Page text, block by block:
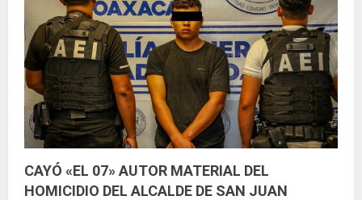
d
o
CAYÓ «EL 07» AUTOR MATERIAL DEL
HOMICIDIO DEL ALCALDE DE SAN JUAN